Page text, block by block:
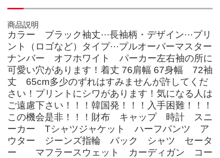
商品説明
カラー ブラック袖丈···長袖柄・デザイン···プリ
ント（ロゴなど）タイプ···プルオーバーマスター
ナンバー オフホワイト パーカー左右袖の所に
可愛い穴があります！着丈 76肩幅 67身幅 72袖
丈 65cm多少のずれはすみませんが許してくだ
さい！プリントにシワがあります！気になる人は
ご遠慮下さい！！！韓国発！！！入手困難！！！
この機会是非！！！財布 キャップ 時計 スニ
ーカー Tシャツジャケット ハーフパンツ ア
ウター ジーンズ指輪 バック シャツ セータ
ー マフラースウェット カーディガン コー